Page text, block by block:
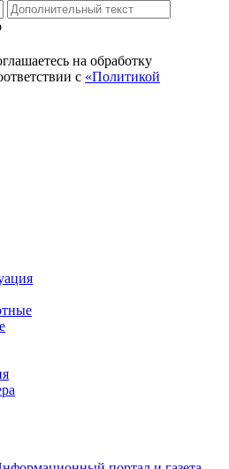
на обработку
с «Политикой